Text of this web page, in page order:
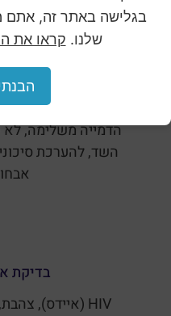
בדיקת תרמוגרפיה
הדמייה משלימה, לא
השד, להערכת
בדיקת
HIV (איידס), צהבת, עגבת ווירוסים נוספים.
בגלישה באתר זה, אתם
שלנו. קראו את